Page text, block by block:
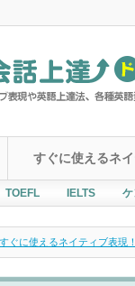
すぐに使えるネ
TOEFL IELTS
すぐに使えるネイティブ表現